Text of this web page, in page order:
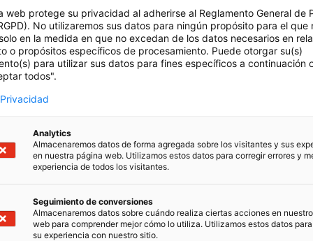
Pide una demo
y centros públicos,
privados
para escuelas más completo y está concebido
gestión, administración, comunicación y
en centros públicos, privados y
requisitos que exige la nueva ley educativa en
web protege su privacidad al adherirse al Reglamento General de
No utilizaremos sus datos para ningún propósito para el que
en la medida en que no excedan de los datos necesarios en
o propósitos específicos de procesamiento. Puede otorgar su(s)
para utilizar sus datos para fines específicos a continuación
todos".
Analytics
Almacenaremos datos de forma agregada sobre los visitantes y sus
en nuestra página web. Utilizamos estos datos para corregir errores y
experiencia de todos los visitantes.
Seguimiento de conversiones
Almacenaremos datos sobre cuándo realiza ciertas acciones en
web para comprender mejor cómo lo utiliza. Utilizamos estos datos
su experiencia con nuestro sitio.